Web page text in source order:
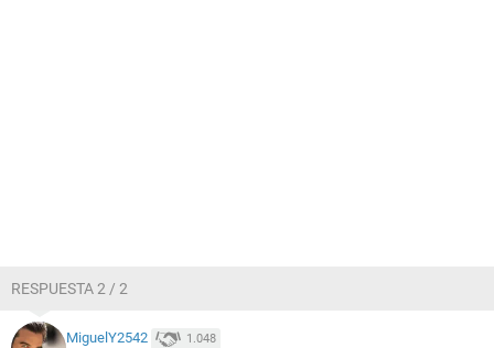
RESPUESTA 2 / 2
MiguelY2542 1.048